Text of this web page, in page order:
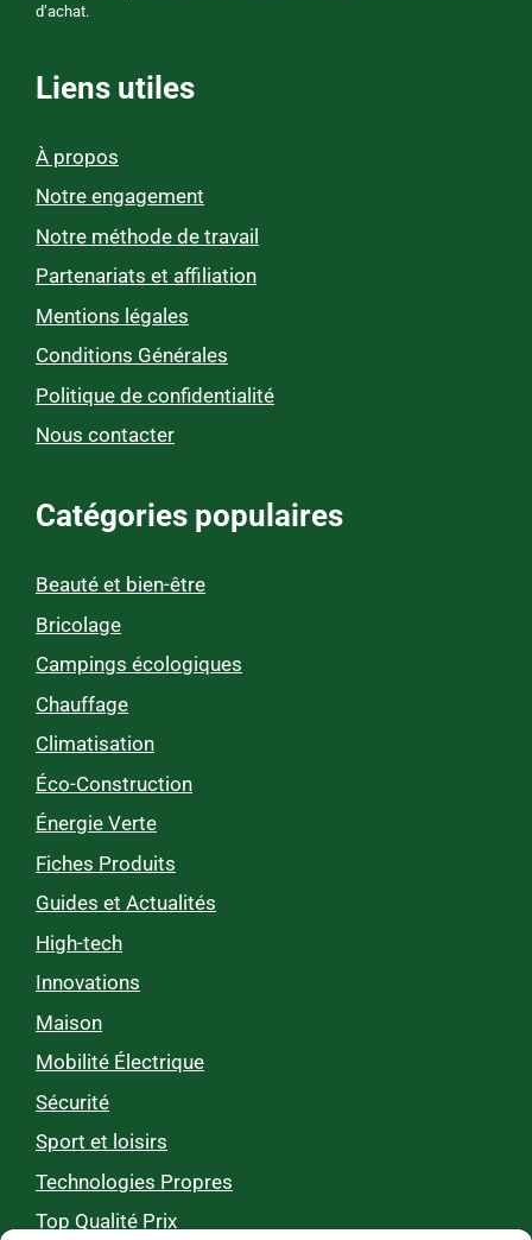
d’achat.
Liens utiles
À propos
Notre engagement
Notre méthode de travail
Partenariats et affiliation
Mentions légales
Conditions Générales
Politique de confidentialité
Nous contacter
Catégories populaires
Beauté et bien-être
Bricolage
Campings écologiques
Chauffage
Climatisation
Éco-Construction
Énergie Verte
Fiches Produits
Guides et Actualités
High-tech
Innovations
Maison
Mobilité Électrique
Sécurité
Sport et loisirs
Technologies Propres
Top Qualité Prix